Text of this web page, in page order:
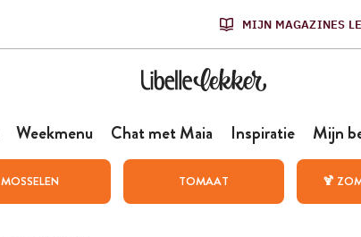
MIJN MAGAZINES
Weekmenu Chat met Maia Inspiratie Mijn
MOSSELEN TOMAAT 🍹